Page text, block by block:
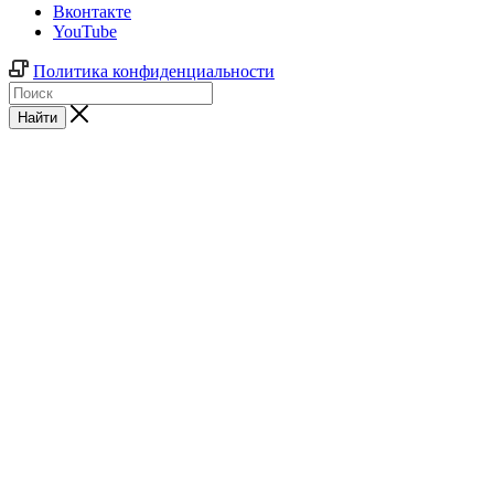
Вконтакте
YouTube
Политика конфиденциальности
Найти